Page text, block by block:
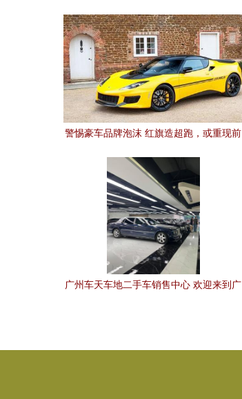
警惕豪车品牌泡沫 红旗造超跑，或重现前
广州车天车地二手车销售中心 欢迎来到广